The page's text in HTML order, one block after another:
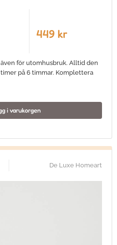
449 kr
för utomhusbruk. Alltid den
på 6 timmar. Komplettera
i varukorgen
De Luxe Homeart